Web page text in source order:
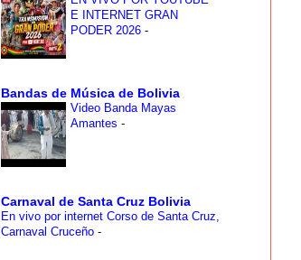
E INTERNET GRAN
PODER 2026 -
Bandas de Música de Bolivia
Video Banda Mayas
Amantes -
Carnaval de Santa Cruz Bolivia
En vivo por internet Corso de Santa Cruz,
Carnaval Cruceño -